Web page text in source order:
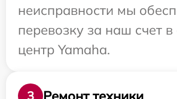
неисправности мы
перевозку за наш счет
центр Yamaha.
3